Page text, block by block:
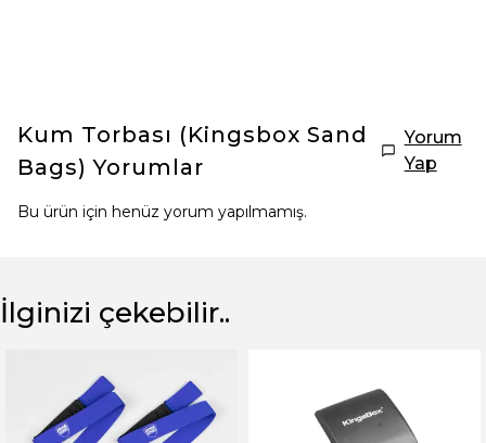
Kum Torbası (Kingsbox Sand
Bags) Yorumlar
Yorum
Yap
Bu ürün için henüz yorum yapılmamış.
İlginizi çekebilir..